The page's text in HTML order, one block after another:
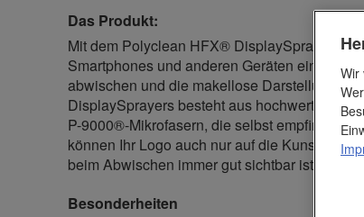
Das Produkt:
Mit dem Polyclean HFX® DisplaySprayer ist
Smartphones und anderen Geräten ein
abwischen und die makellose Darstellung
DisplaySprayers besteht aus hochwertigem
P-9000®-Mikrofasern, die selbst
können Ihr Logo auch nur auf die
beim Abwischen immer gut sichtbar ist.
Besonderheiten
Wir